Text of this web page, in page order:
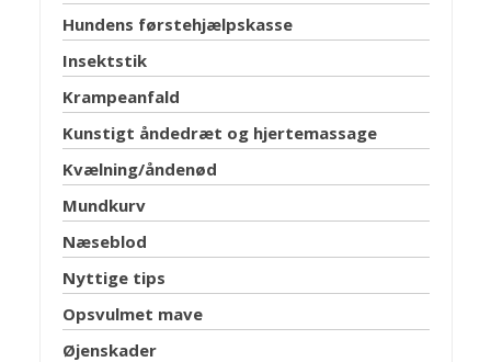
Hundens førstehjælpskasse
Insektstik
Krampeanfald
Kunstigt åndedræt og hjertemassage
Kvælning/åndenød
Mundkurv
Næseblod
Nyttige tips
Opsvulmet mave
Øjenskader